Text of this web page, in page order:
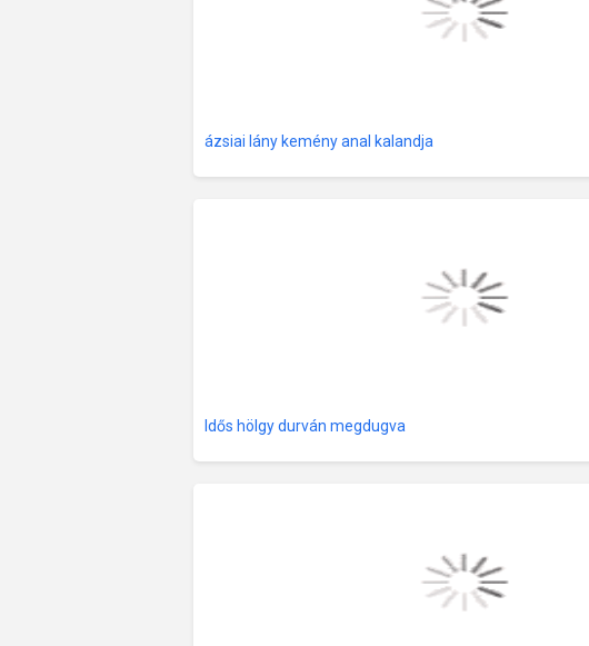
ázsiai lány kemény anal kalandja
Idős hölgy durván megdugva